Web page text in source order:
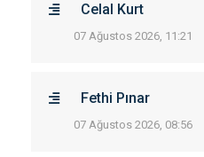
Celal Kurt
07 Ağustos 2026, 11:21
Fethi Pınar
07 Ağustos 2026, 08:56